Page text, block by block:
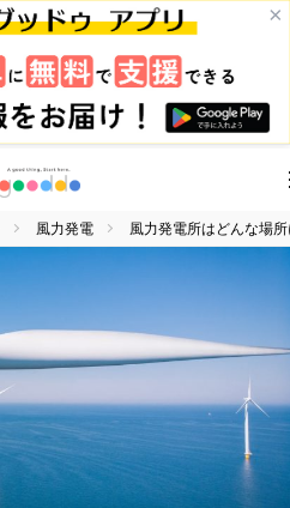
×
風力発電 風力発電所はどんな場